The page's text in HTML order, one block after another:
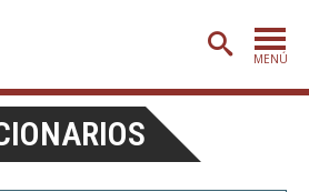
MENÚ
PORTADA
ADMISIÓN